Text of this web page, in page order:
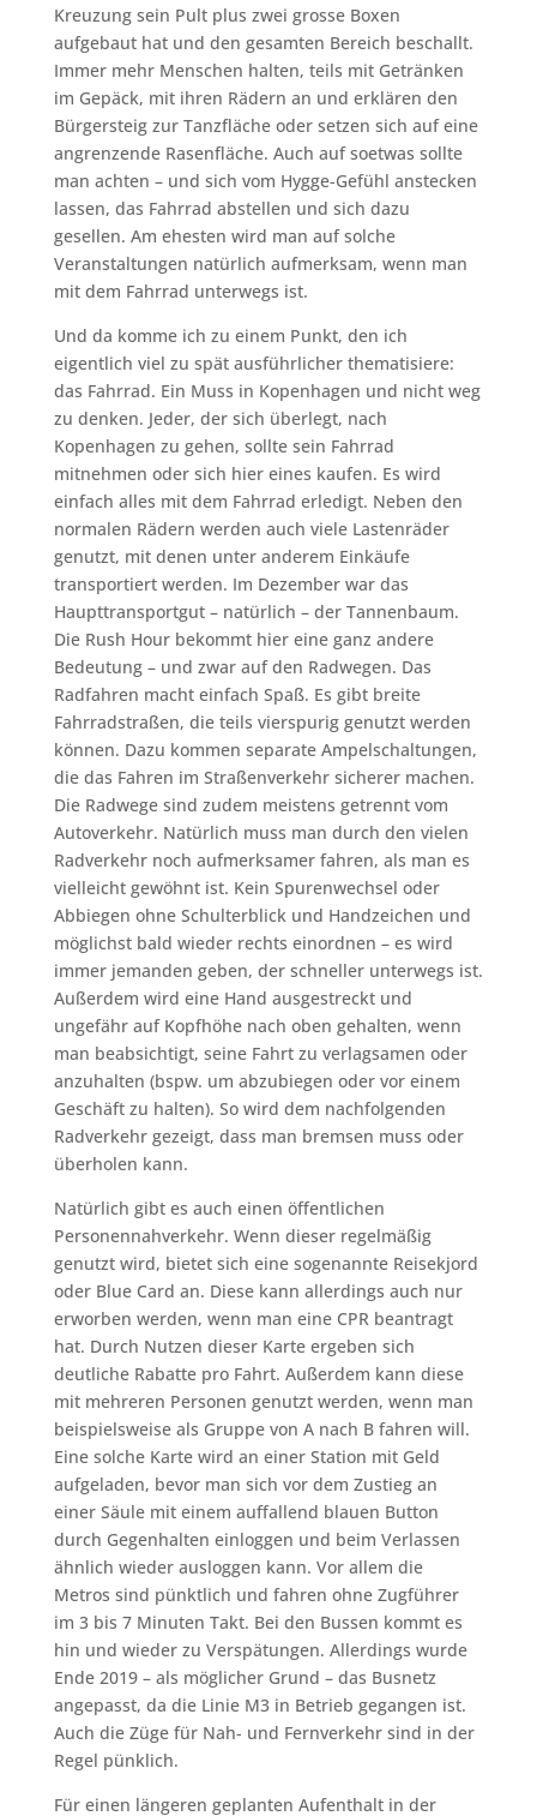
Kreuzung sein Pult plus zwei grosse Boxen
aufgebaut hat und den gesamten Bereich beschallt.
Immer mehr Menschen halten, teils mit Getränken
im Gepäck, mit ihren Rädern an und erklären den
Bürgersteig zur Tanzfläche oder setzen sich auf eine
angrenzende Rasenfläche. Auch auf soetwas sollte
man achten – und sich vom Hygge-Gefühl anstecken
lassen, das Fahrrad abstellen und sich dazu
gesellen. Am ehesten wird man auf solche
Veranstaltungen natürlich aufmerksam, wenn man
mit dem Fahrrad unterwegs ist.
Und da komme ich zu einem Punkt, den ich
eigentlich viel zu spät ausführlicher thematisiere:
das Fahrrad. Ein Muss in Kopenhagen und nicht weg
zu denken. Jeder, der sich überlegt, nach
Kopenhagen zu gehen, sollte sein Fahrrad
mitnehmen oder sich hier eines kaufen. Es wird
einfach alles mit dem Fahrrad erledigt. Neben den
normalen Rädern werden auch viele Lastenräder
genutzt, mit denen unter anderem Einkäufe
transportiert werden. Im Dezember war das
Haupttransportgut – natürlich – der Tannenbaum.
Die Rush Hour bekommt hier eine ganz andere
Bedeutung – und zwar auf den Radwegen. Das
Radfahren macht einfach Spaß. Es gibt breite
Fahrradstraßen, die teils vierspurig genutzt werden
können. Dazu kommen separate Ampelschaltungen,
die das Fahren im Straßenverkehr sicherer machen.
Die Radwege sind zudem meistens getrennt vom
Autoverkehr. Natürlich muss man durch den vielen
Radverkehr noch aufmerksamer fahren, als man es
vielleicht gewöhnt ist. Kein Spurenwechsel oder
Abbiegen ohne Schulterblick und Handzeichen und
möglichst bald wieder rechts einordnen – es wird
immer jemanden geben, der schneller unterwegs ist.
Außerdem wird eine Hand ausgestreckt und
ungefähr auf Kopfhöhe nach oben gehalten, wenn
man beabsichtigt, seine Fahrt zu verlagsamen oder
anzuhalten (bspw. um abzubiegen oder vor einem
Geschäft zu halten). So wird dem nachfolgenden
Radverkehr gezeigt, dass man bremsen muss oder
überholen kann.
Natürlich gibt es auch einen öffentlichen
Personennahverkehr. Wenn dieser regelmäßig
genutzt wird, bietet sich eine sogenannte Reisekjord
oder Blue Card an. Diese kann allerdings auch nur
erworben werden, wenn man eine CPR beantragt
hat. Durch Nutzen dieser Karte ergeben sich
deutliche Rabatte pro Fahrt. Außerdem kann diese
mit mehreren Personen genutzt werden, wenn man
beispielsweise als Gruppe von A nach B fahren will.
Eine solche Karte wird an einer Station mit Geld
aufgeladen, bevor man sich vor dem Zustieg an
einer Säule mit einem auffallend blauen Button
durch Gegenhalten einloggen und beim Verlassen
ähnlich wieder ausloggen kann. Vor allem die
Metros sind pünktlich und fahren ohne Zugführer
im 3 bis 7 Minuten Takt. Bei den Bussen kommt es
hin und wieder zu Verspätungen. Allerdings wurde
Ende 2019 – als möglicher Grund – das Busnetz
angepasst, da die Linie M3 in Betrieb gegangen ist.
Auch die Züge für Nah- und Fernverkehr sind in der
Regel pünklich.
Für einen längeren geplanten Aufenthalt in der